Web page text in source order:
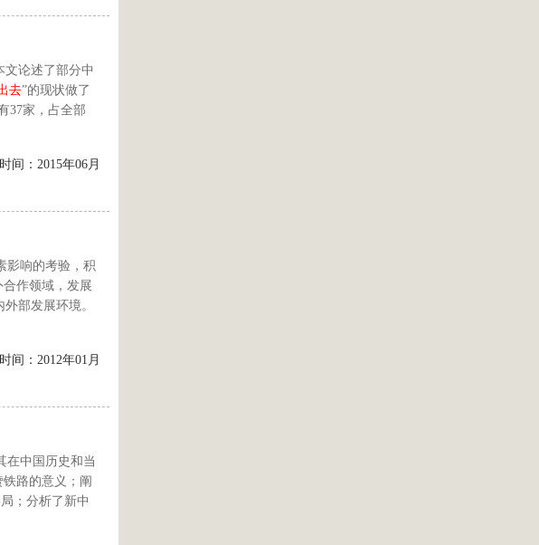
文论述了部分中
去”的现状做了
37家，占全部
间：2015年06月
影响的考验，积
作领域，发展
部发展环境。
间：2012年01月
在中国历史和当
路的意义；阐
；分析了新中